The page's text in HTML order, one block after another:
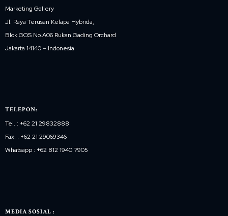
Marketing Gallery
Jl. Raya Terusan Kelapa Hybrida,
Blok GOS No.A06 Rukan Gading Orchard
Jakarta 14140 – Indonesia
TELEPON:
Tel. : +62 21 29832888
Fax. : +62 21 29069346
Whatsapp : +62 812 1940 7905
MEDIA SOSIAL :